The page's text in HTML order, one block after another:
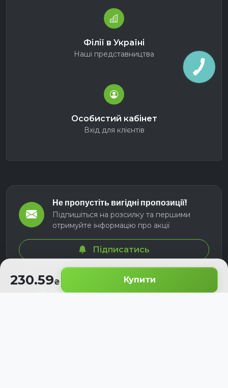
230.59 Купити
Філії в Україні
Наші представництва
Особистий кабінет
Вхід для клієнтів
Не пропустіть вигідні пропозиції!
Підпишіться на розсилку та першими
отримуйте інформацію про акції
Підписатись
© 2026 СЕЛМ АГРО. Всі права захищені.